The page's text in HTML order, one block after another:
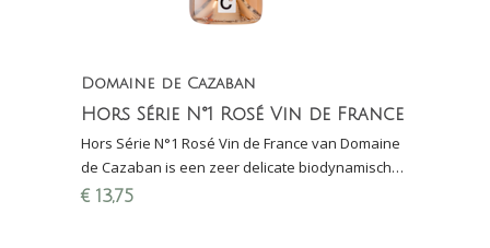
Domaine de Cazaban
Hors Série N°1 Rosé Vin de France
Hors Série N°1 Rosé Vin de France van Domaine
de Cazaban is een zeer delicate biodynamische
rosé uit de Languedoc en gemaakt van 100%
€ 13,75